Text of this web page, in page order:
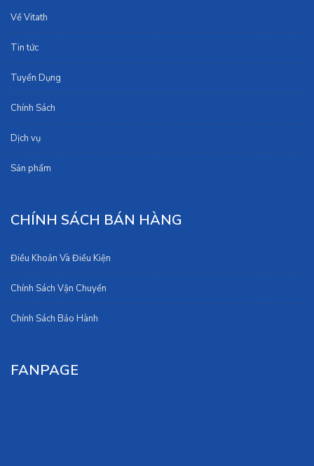
Về Vitath
Tin tức
Tuyển Dụng
Chính Sách
Dịch vụ
Sản phẩm
CHÍNH SÁCH BÁN HÀNG
Điều Khoản Và Điều Kiện
Chính Sách Vận Chuyển
Chính Sách Bảo Hành
FANPAGE